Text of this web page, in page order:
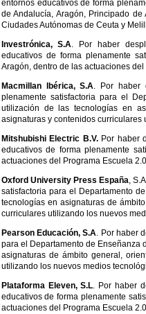
entornos educativos de forma
de Andalucía, Aragón, Principado
Ciudades Autónomas de Ceuta y
Investrónica, S.A. Por haber
educativos de forma plenamente
Aragón, dentro de las actuaciones
Macmillan Ibérica, S.A. Por haber
plenamente satisfactoria para el
utilización de las tecnologías en
asignaturas y contenidos
Mitshubishi Electric B.V.Por haber
educativos de forma plenamente
actuaciones del Programa Escuela
Oxford University Press España,
satisfactoria para el Departamento
tecnologías en asignaturas de
curriculares utilizando los nuevos
Pearson Educación, S.A. Por haber
para el Departamento de Enseñanza
asignaturas de ámbito general,
utilizando los nuevos medios
Plataforma Eleven, S.L. Por haber
educativos de forma plenamente
actuaciones del Programa Escuela